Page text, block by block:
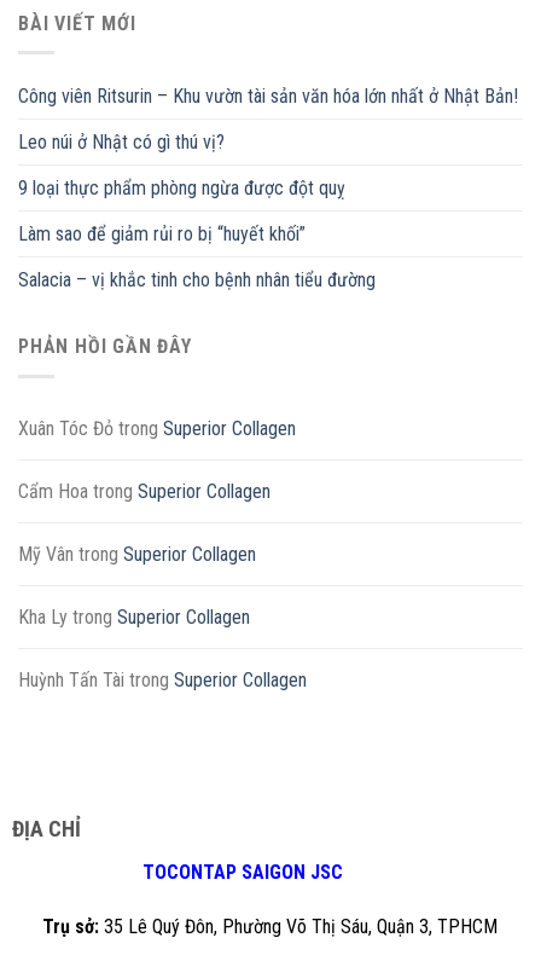
BÀI VIẾT MỚI
Công viên Ritsurin – Khu vườn tài sản văn hóa lớn nhất ở Nhật Bản!
Leo núi ở Nhật có gì thú vị?
9 loại thực phẩm phòng ngừa được đột quỵ
Làm sao để giảm rủi ro bị “huyết khối”
Salacia – vị khắc tinh cho bệnh nhân tiểu đường
PHẢN HỒI GẦN ĐÂY
Xuân Tóc Đỏ trong Superior Collagen
Cẩm Hoa trong Superior Collagen
Mỹ Vân trong Superior Collagen
Kha Ly trong Superior Collagen
Huỳnh Tấn Tài trong Superior Collagen
ĐỊA CHỈ
TOCONTAP SAIGON JSC
Trụ sở: 35 Lê Quý Đôn, Phường Võ Thị Sáu, Quận 3, TPHCM